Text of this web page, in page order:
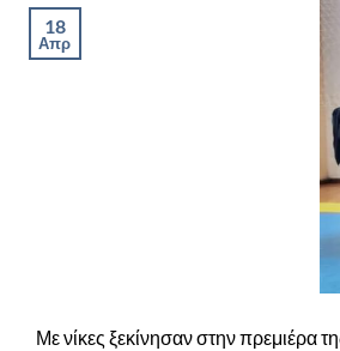
18
Απρ
Με νίκες ξεκίνησαν στην